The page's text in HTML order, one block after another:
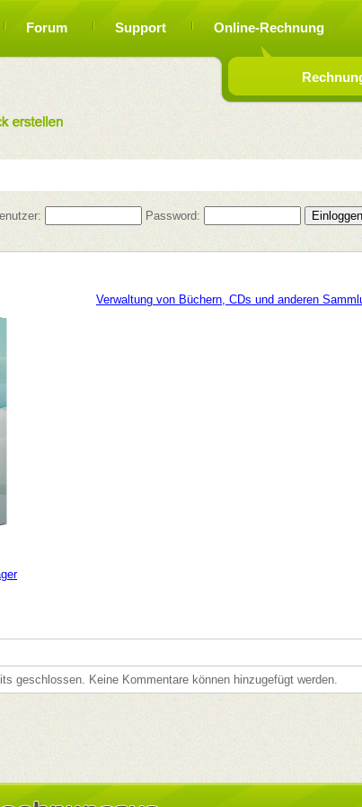
Forum Support Online-Rechnung
Password:
geschlossen. Keine Kommentare können hinzugefügt werden.